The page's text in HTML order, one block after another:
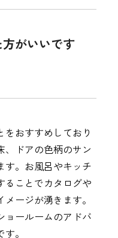
お問い合わせ先
English
がいいです
をおすすめしており
、ドアの色柄のサン
す。お風呂やキッチ
ることでカタログや
ージが湧きます。
ョールームのアドバ
。